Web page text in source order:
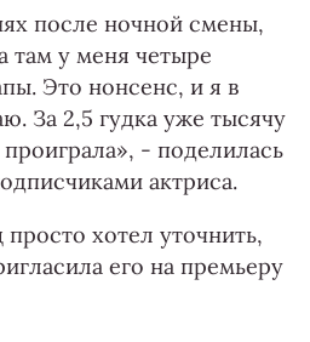
после ночной смены,
там у меня четыре
Это нонсенс, и я в
За 2,5 гудка уже тысячу
- поделилась
актриса.
просто хотел уточнить,
его на премьеру